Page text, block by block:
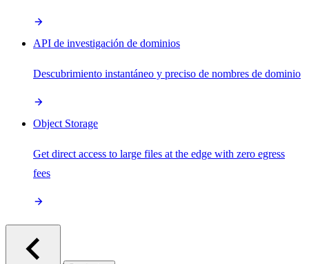
API de investigación de dominios
Descubrimiento instantáneo y preciso de nombres de dominio
Object Storage
Get direct access to large files at the edge with zero egress
fees